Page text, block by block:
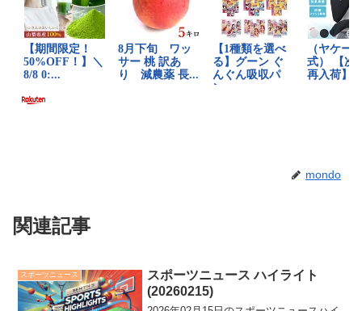
mondo
関連記事
スポーツニュース
スポーツニュース ハイライト
(20260215)